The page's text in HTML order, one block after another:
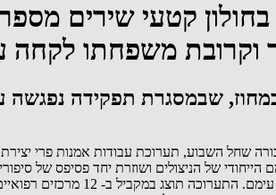
בחולון קטעי שירים
שבמסגרת תפקידה נפגשה
שחל השבוע, תערוכת עבודות אמנות פרי
של הניצולים ושוזרת יחד פסיפס של
שמרכזת את תחום ניצולי